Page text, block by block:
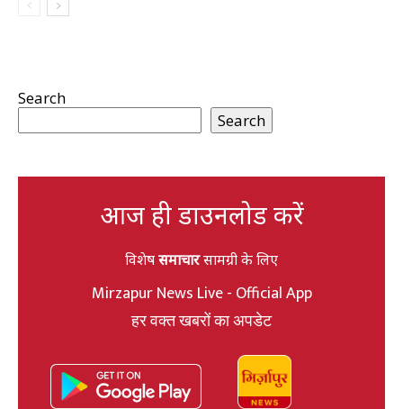
Search
Search
आज ही डाउनलोड करें
विशेषसमाचारसामग्री के लिए
Mirzapur News Live - Official App
हर वक्त खबरों का अपडेट